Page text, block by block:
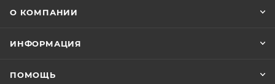
О КОМПАНИИ
ИНФОРМАЦИЯ
ПОМОЩЬ